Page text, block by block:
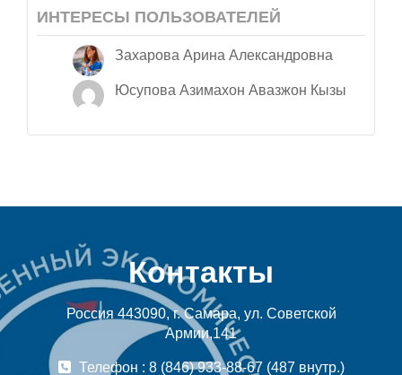
ИНТЕРЕСЫ ПОЛЬЗОВАТЕЛЕЙ
Захарова Арина Александровна
Юсупова Азимахон Авазжон Кызы
Контакты
Россия 443090, г. Самара, ул. Советской
Армии,141
Телефон : 8 (846) 933-88-67 (487 внутр.)